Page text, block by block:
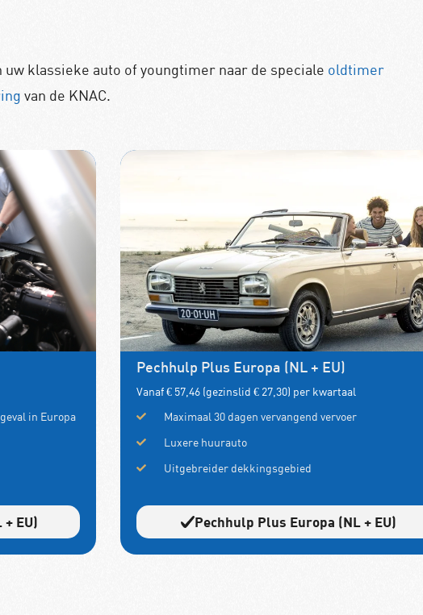
klassieke auto of youngtimer naar de speciale oldtimer
van de KNAC.
in Europa
EU)
Pechhulp Plus Europa (NL + EU)
Vanaf € 57,46 (gezinslid € 27,30) per kwartaal
Maximaal 30 dagen vervangend vervoer
Luxere huurauto
Uitgebreider dekkingsgebied
Pechhulp Plus Europa (NL + EU)